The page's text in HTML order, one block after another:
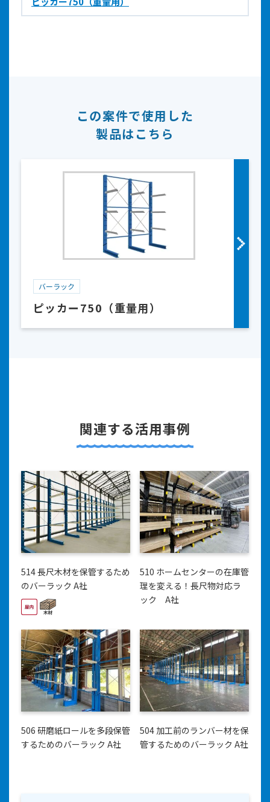
この案件で使用した
製品はこちら
バーラック
ピッカー750（重量用）
関連する活用事例
514 長尺木材を保管するため
のバーラック A社
510 ホームセンターの在庫管
理を変える！長尺物対応ラ
ック A社
506 研磨紙ロールを多段保管
するためのバーラック A社
504 加工前のランバー材を保
管するためのバーラック A社